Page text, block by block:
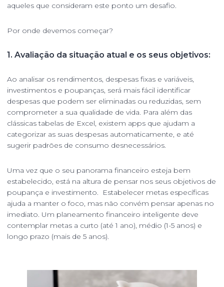
aqueles que consideram este ponto um desafio.
Por onde devemos começar?
1. Avaliação da situação atual e os seus objetivos:
Ao analisar os rendimentos, despesas fixas e variáveis,
investimentos e poupanças, será mais fácil identificar
despesas que podem ser eliminadas ou reduzidas, sem
comprometer a sua qualidade de vida. Para além das
clássicas tabelas de Excel, existem apps que ajudam a
categorizar as suas despesas automaticamente, e até
sugerir padrões de consumo desnecessários.
Uma vez que o seu panorama financeiro esteja bem
estabelecido, está na altura de pensar nos seus objetivos de
poupança e investimento. Estabelecer metas específicas
ajuda a manter o foco, mas não convém pensar apenas no
imediato. Um planeamento financeiro inteligente deve
contemplar metas a curto (até 1 ano), médio (1-5 anos) e
longo prazo (mais de 5 anos).